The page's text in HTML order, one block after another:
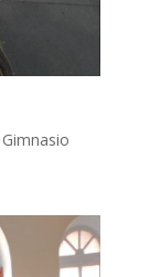
Gimnasio